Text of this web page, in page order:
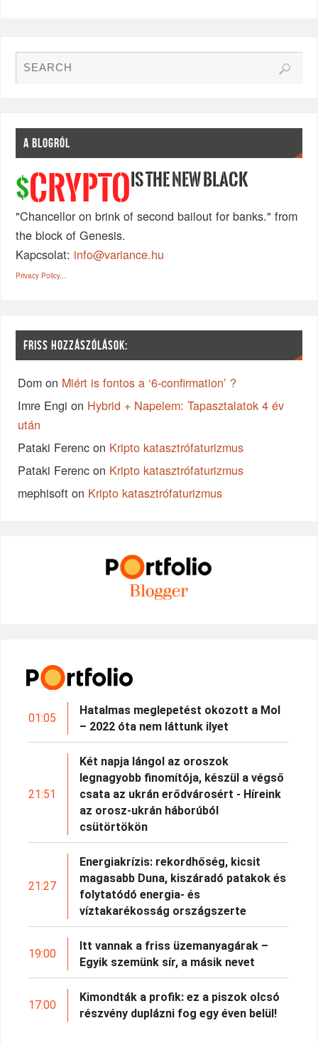
A BLOGRÓL
$CRYPTO IS THE NEW BLACK
"Chancellor on brink of second bailout for banks." from
the block of Genesis.
Kapcsolat: info@variance.hu
Privacy Policy...
FRISS HOZZÁSZÓLÁSOK:
Dom on Miért is fontos a ‘6-confirmation’ ?
Imre Engi on Hybrid + Napelem: Tapasztalatok 4 év
után
Pataki Ferenc on Kripto katasztrófaturizmus
Pataki Ferenc on Kripto katasztrófaturizmus
mephisoft on Kripto katasztrófaturizmus
01:05
Hatalmas meglepetést okozott a Mol
– 2022 óta nem láttunk ilyet
21:51
Két napja lángol az oroszok
legnagyobb finomítója, készül a végső
csata az ukrán erődvárosért - Híreink
az orosz-ukrán háborúból
csütörtökön
21:27
Energiakrízis: rekordhőség, kicsit
magasabb Duna, kiszáradó patakok és
folytatódó energia- és
víztakarékosság országszerte
19:00
Itt vannak a friss üzemanyagárak –
Egyik szemünk sír, a másik nevet
17:00
Kimondták a profik: ez a piszok olcsó
részvény duplázni fog egy éven belül!